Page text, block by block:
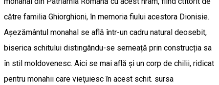
către familia Ghiorghioni, în memoria fiului acestora Dionisie.
Aşezământul monahal se află într-un cadru natural deosebit,
biserica schitului distingându-se semeață prin construcția sa
în stil moldovenesc. Aici se mai află şi un corp de chilii, ridicat
pentru monahii care vieţuiesc în acest schit. sursa